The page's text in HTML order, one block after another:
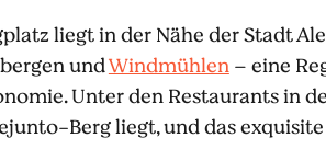
liegt in der Nähe der Stadt
undWindmühlen– eine
Unter den Restaurants in
Berg liegt, und das exquisite